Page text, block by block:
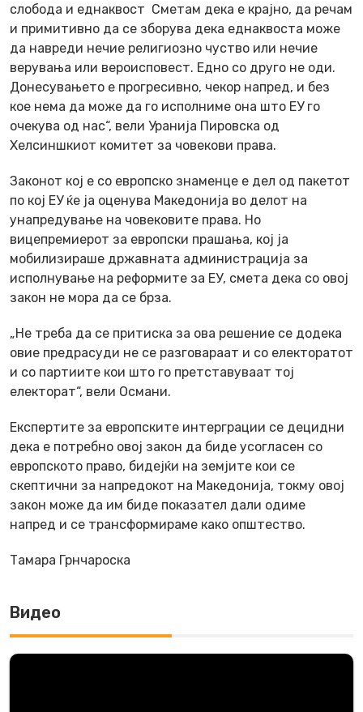
слобода и еднаквост Сметам дека е крајно, да речам
и примитивно да се зборува дека еднаквоста може
да навреди нечие религиозно чуство или нечие
верувања или вероисповест. Едно со друго не оди.
Донесувањето е прогресивно, чекор напред, и без
кое нема да може да го исполниме она што ЕУ го
очекува од нас“, вели Уранија Пировска од
Хелсиншкиот комитет за човекови права.
Законот кој е со европско знаменце е дел од пакетот
по кој ЕУ ќе ја оценува Македонија во делот на
унапредување на човековите права. Но
вицепремиерот за европски прашања, кој ја
мобилизираше државната администрација за
исполнување на реформите за ЕУ, смета дека со овој
закон не мора да се брза.
„Не треба да се притиска за ова решение се додека
овие предрасуди не се разговараат и со електоратот
и со партиите кои што го претставуваат тој
електорат“, вели Османи.
Експертите за европските интерграции се децидни
дека е потребно овој закон да биде усогласен со
европското право, бидејќи на земјите кои се
скептични за напредокот на Македонија, токму овој
закон може да им биде показател дали одиме
напред и се трансформираме како општество.
Тамара Грнчароска
Видео